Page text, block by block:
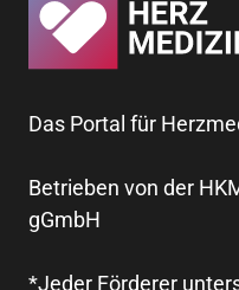
Das Portal für
Betrieben von der
gGmbH
*Jeder Förderer